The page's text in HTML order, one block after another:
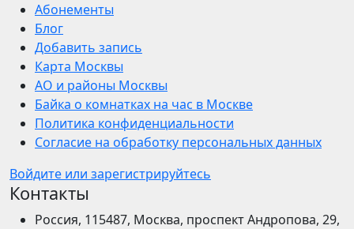
Абонементы
Блог
Добавить запись
Карта Москвы
АО и районы Москвы
Байка о комнатках на час в Москве
Политика конфиденциальности
Согласие на обработку персональных данных
Войдите или зарегистрируйтесь
Контакты
Россия, 115487, Москва, проспект Андропова, 29,